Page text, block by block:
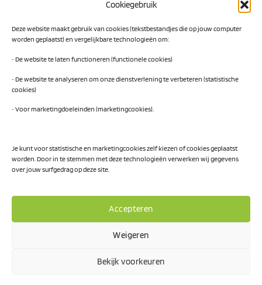
Cookiegebruik
Deze website maakt gebruik van cookies (tekstbestandjes die op jouw computer
worden geplaatst) en vergelijkbare technologieën om:
• De website te laten functioneren (functionele cookies)
• De website te analyseren om onze dienstverlening te verbeteren (statistische
cookies)
• Voor marketingdoeleinden (marketingcookies).
Je kunt voor statistische en marketingcookies zelf kiezen of cookies geplaatst
worden. Door in te stemmen met deze technologieën verwerken wij gegevens
over jouw surfgedrag op deze site.
Accepteren
Weigeren
Bekijk voorkeuren
AI Readiness Scan
Traineeship SN Data & AI
Projecten
Niemeyer Campus